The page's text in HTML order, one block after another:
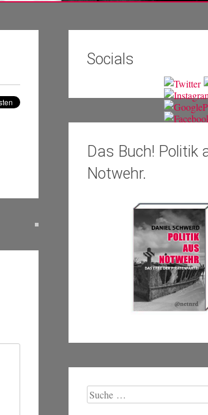
Socials
Das Buch! Politik
Notwehr.
Suche
nach: